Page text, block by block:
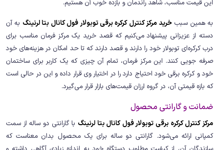
این قیمت مناسب، شاهد راندمان و بازده خوب آن هستیم.
به همین سبب خرید مرکز کنترل کرکره برقی توبولار فول کانال بتا لرنینگ به آن
دسته از عزیزانی پیشنهاد می‌کنیم که قصد خرید یک مرکز فرمان مناسب برای
درب کرکره‌ای توبولار خود را دارند و قصد دارند که تا حد امکان در هزینه‌های خود
صرفه جویی کنند. این مرکز فرمان، تمام آن چیزی که یک کاربر برای ساختمان
خود و کرکره برقی خود احتیاج دارد را در اختیار وی قرار داده و این در حالی است
که بازه قیمتی آن، در گروه ارزان قیمت‌های بازار قرار می‌گیرد.
ضمانت و گارانتی محصول
مرکز کنترل کرکره برقی توبولار فول کانال بتا لرنینگ با گارانتی دو ساله از سمت
کمپانی ارائه می‌شود. گارانتی دو ساله برای یک محصول بدان معناست که